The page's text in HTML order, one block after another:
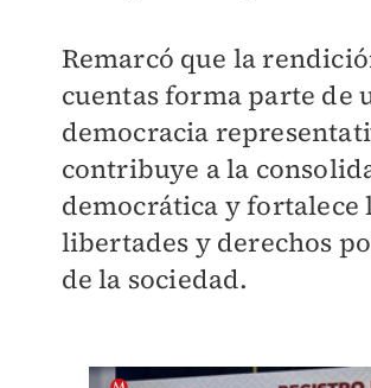
Remarcó que la
cuentas forma parte de
democracia
contribuye a la
democrática y fortalece
libertades y derechos
de la sociedad.